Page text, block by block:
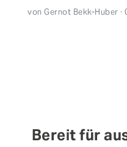
von Gernot Bekk-Huber
Bereit für